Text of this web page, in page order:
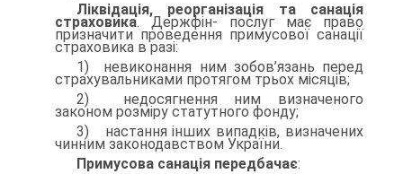
Ліквідація, реорганізація та санація
страховика. Держфін- послуг має право
призначити проведення примусової санації
страховика в разі:
1) невиконання ним зобов’язань перед
страхувальниками про­тягом трьох місяців;
2) недосягнення ним визначеного
законом розміру статутного фонду;
3) настання інших випадків, визначених
чинним законодавст­вом України.
Примусова санація передбачає: